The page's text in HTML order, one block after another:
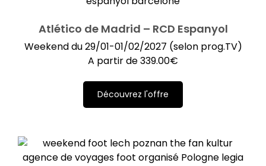
Atlético de Madrid – RCD Espanyol
Weekend du 29/01-01/02/2027 (selon prog.TV)
A partir de339.00€
Découvrez l'offre